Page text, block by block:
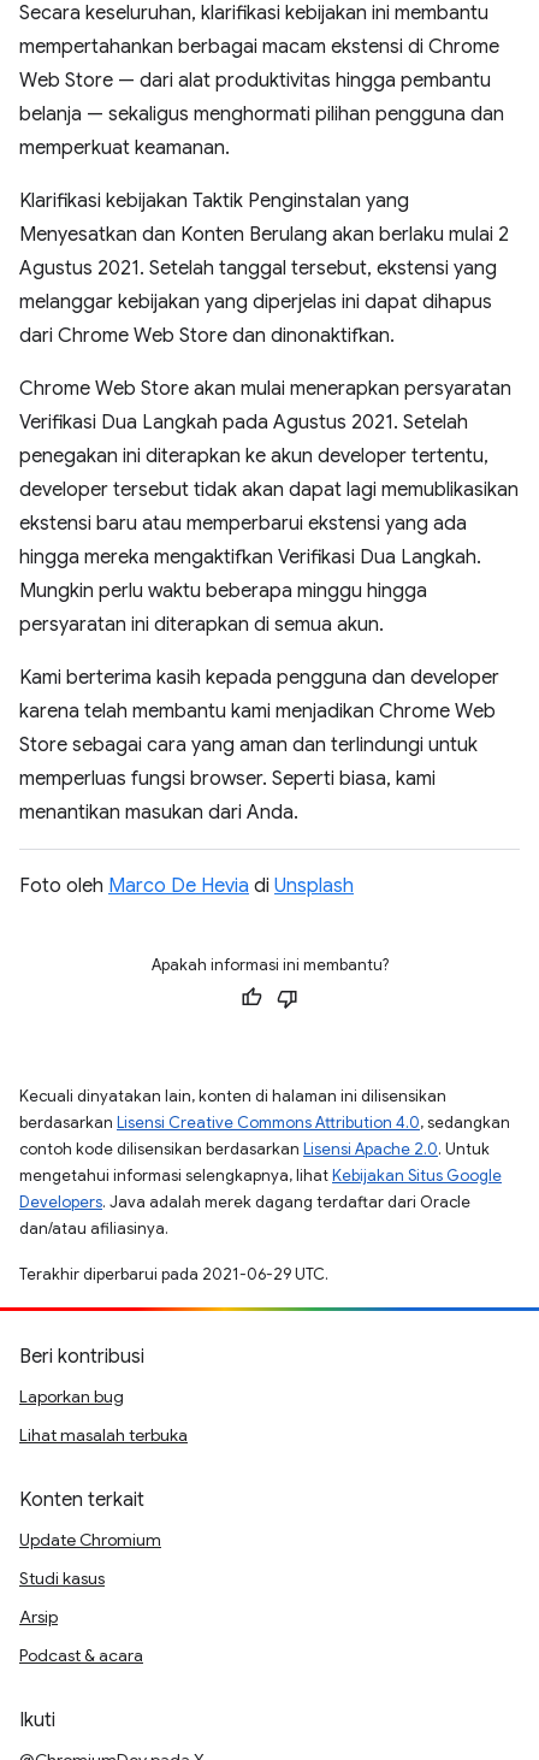
Secara keseluruhan, klarifikasi kebijakan ini membantu
mempertahankan berbagai macam ekstensi di Chrome
Web Store — dari alat produktivitas hingga pembantu
belanja — sekaligus menghormati pilihan pengguna dan
memperkuat keamanan.
Klarifikasi kebijakan Taktik Penginstalan yang
Menyesatkan dan Konten Berulang akan berlaku mulai 2
Agustus 2021. Setelah tanggal tersebut, ekstensi yang
melanggar kebijakan yang diperjelas ini dapat dihapus
dari Chrome Web Store dan dinonaktifkan.
Chrome Web Store akan mulai menerapkan persyaratan
Verifikasi Dua Langkah pada Agustus 2021. Setelah
penegakan ini diterapkan ke akun developer tertentu,
developer tersebut tidak akan dapat lagi memublikasikan
ekstensi baru atau memperbarui ekstensi yang ada
hingga mereka mengaktifkan Verifikasi Dua Langkah.
Mungkin perlu waktu beberapa minggu hingga
persyaratan ini diterapkan di semua akun.
Kami berterima kasih kepada pengguna dan developer
karena telah membantu kami menjadikan Chrome Web
Store sebagai cara yang aman dan terlindungi untuk
memperluas fungsi browser. Seperti biasa, kami
menantikan masukan dari Anda.
Foto oleh Marco De Hevia di Unsplash
Apakah informasi ini membantu?
Kecuali dinyatakan lain, konten di halaman ini dilisensikan
berdasarkan Lisensi Creative Commons Attribution 4.0, sedangkan
contoh kode dilisensikan berdasarkan Lisensi Apache 2.0. Untuk
mengetahui informasi selengkapnya, lihatKebijakan Situs Google
Developers. Java adalah merek dagang terdaftar dari Oracle
dan/atau afiliasinya.
Terakhir diperbarui pada 2021-06-29 UTC.
Beri kontribusi
Laporkan bug
Lihat masalah terbuka
Konten terkait
Update Chromium
Studi kasus
Arsip
Podcast & acara
Ikuti